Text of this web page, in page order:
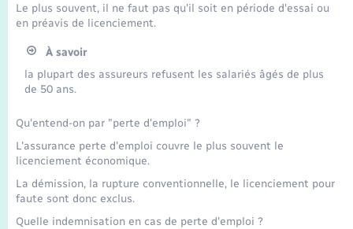
Le plus souvent, il ne faut pas qu'il soit en période d'essai ou
en préavis de licenciement.
À savoir
la plupart des assureurs refusent les salariés âgés de plus
de 50 ans.
Qu'entend-on par "perte d'emploi" ?
L'assurance perte d'emploi couvre le plus souvent le
licenciement économique.
La démission, la rupture conventionnelle, le licenciement pour
faute sont donc exclus.
Quelle indemnisation en cas de perte d'emploi ?